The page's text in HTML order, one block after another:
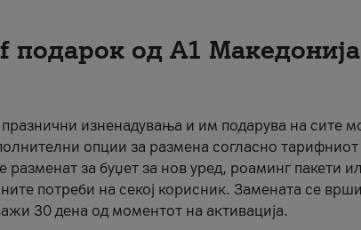
подарок од А1 Македонија
празнични изненадувања и им подарува на сите
опции за размена согласно
разменат за буџет за нов уред, роаминг пакети
потреби на секој корисник. Замената се
30 дена од моментот на активација.